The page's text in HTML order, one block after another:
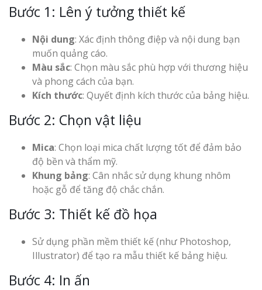
Bước 1: Lên ý tưởng thiết kế
Nội dung: Xác định thông điệp và nội dung bạn
muốn quảng cáo.
Màu sắc: Chọn màu sắc phù hợp với thương hiệu
và phong cách của bạn.
Kích thước: Quyết định kích thước của bảng hiệu.
Bước 2: Chọn vật liệu
Mica: Chọn loại mica chất lượng tốt để đảm bảo
độ bền và thẩm mỹ.
Khung bảng: Cân nhắc sử dụng khung nhôm
hoặc gỗ để tăng độ chắc chắn.
Bước 3: Thiết kế đồ họa
Sử dụng phần mềm thiết kế (như Photoshop,
Illustrator) để tạo ra mẫu thiết kế bảng hiệu.
Bước 4: In ấn